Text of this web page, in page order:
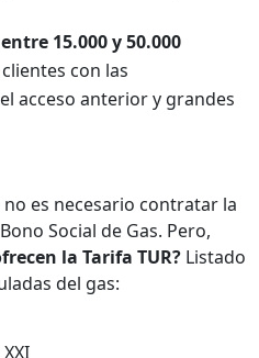
15.000 y 50.000
con las
acceso anterior y grandes
es necesario contratar la
Social de Gas. Pero,
la Tarifa TUR? Listado
del gas: